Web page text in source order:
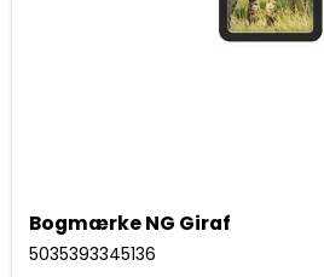
Bogmærke NG Giraf
5035393345136